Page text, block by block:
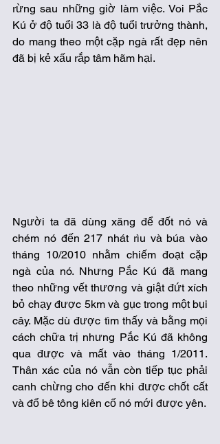
rừng sau những giờ làm việc. Voi Pắc
Kú ở độ tuổi 33 là độ tuổi trưởng thành,
do mang theo một cặp ngà rất đẹp nên
đã bị kẻ xấu rắp tâm hãm hại.
Người ta đã dùng xăng để đốt nó và
chém nó đến 217 nhát rìu và búa vào
tháng 10/2010 nhằm chiếm đoạt cặp
ngà của nó. Nhưng Pắc Kú đã mang
theo những vết thương và giật đứt xích
bỏ chạy được 5km và gục trong một bụi
cây. Mặc dù được tìm thấy và bằng mọi
cách chữa trị nhưng Pắc Kú đã không
qua được và mất vào tháng 1/2011.
Thân xác của nó vẫn còn tiếp tục phải
canh chừng cho đến khi được chốt cất